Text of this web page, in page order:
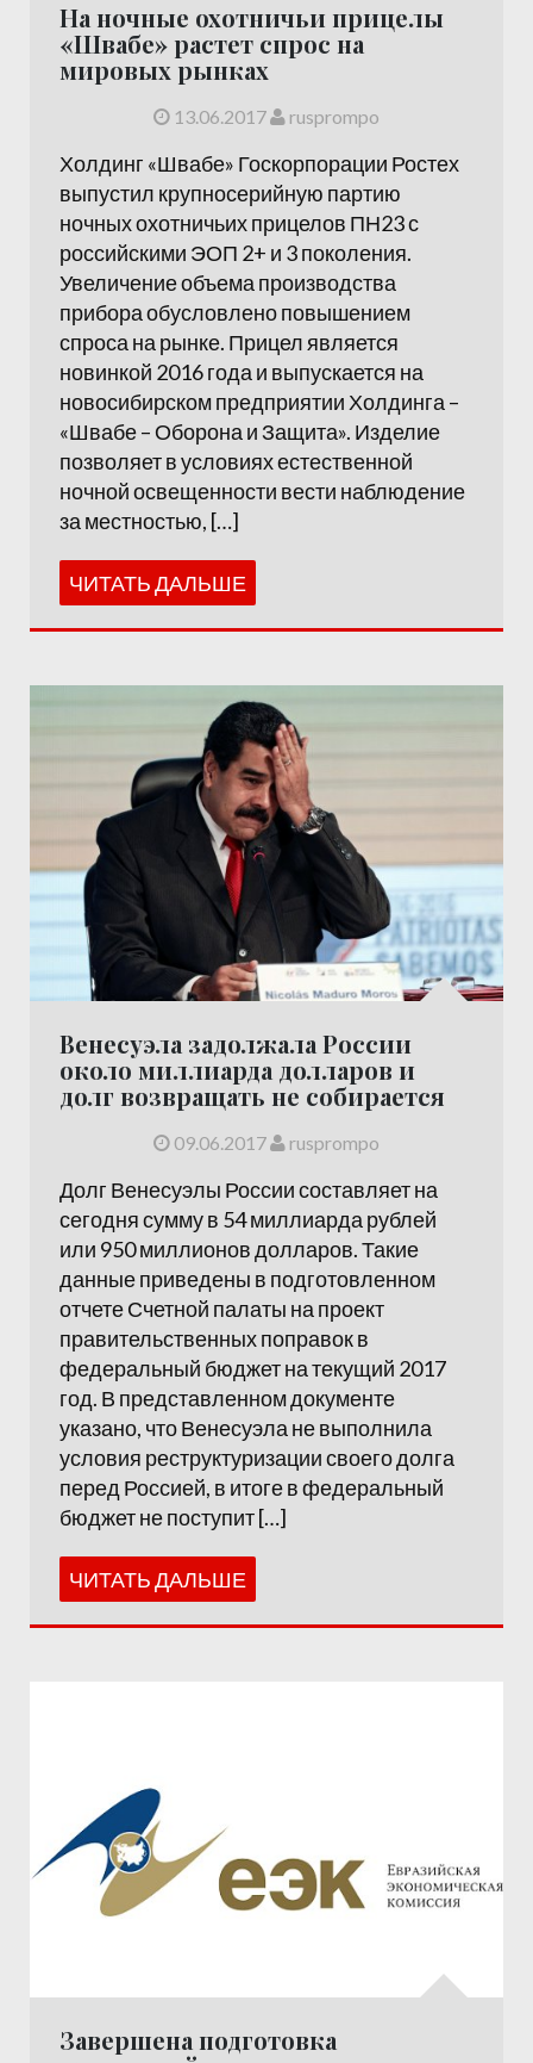
На ночные охотничьи прицелы
«Швабе» растет спрос на
мировых рынках
13.06.2017 rusprompo
Холдинг «Швабе» Госкорпорации Ростех
выпустил крупносерийную партию
ночных охотничьих прицелов ПН23 с
российскими ЭОП 2+ и 3 поколения.
Увеличение объема производства
прибора обусловлено повышением
спроса на рынке. Прицел является
новинкой 2016 года и выпускается на
новосибирском предприятии Холдинга –
«Швабе – Оборона и Защита». Изделие
позволяет в условиях естественной
ночной освещенности вести наблюдение
за местностью, […]
ЧИТАТЬ ДАЛЬШЕ
Венесуэла задолжала России
около миллиарда долларов и
долг возвращать не собирается
09.06.2017 rusprompo
Долг Венесуэлы России составляет на
сегодня сумму в 54 миллиарда рублей
или 950 миллионов долларов. Такие
данные приведены в подготовленном
отчете Счетной палаты на проект
правительственных поправок в
федеральный бюджет на текущий 2017
год. В представленном документе
указано, что Венесуэла не выполнила
условия реструктуризации своего долга
перед Россией, в итоге в федеральный
бюджет не поступит […]
ЧИТАТЬ ДАЛЬШЕ
Завершена подготовка